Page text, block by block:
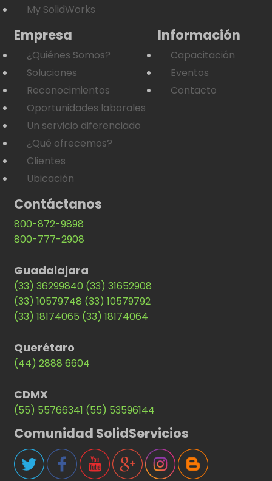
My SolidWorks
Empresa
¿Quiénes Somos?
Soluciones
Reconocimientos
Oportunidades laborales
Un servicio diferenciado
¿Qué ofrecemos?
Clientes
Ubicación
Información
Capacitación
Eventos
Contacto
Contáctanos
800-872-9898
800-777-2908
Guadalajara
(33) 36299840 (33) 31652908
(33) 10579748 (33) 10579792
(33) 18174065 (33) 18174064
Querétaro
(44) 2888 6604
CDMX
(55) 55766341 (55) 53596144
Comunidad SolidServicios